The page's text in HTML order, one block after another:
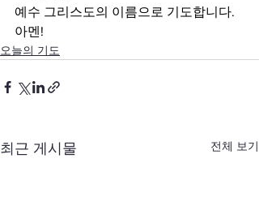
예수 그리스도의 이름으로 기도합니다.
아멘!
오늘의 기도
최근 게시물 전체 보기